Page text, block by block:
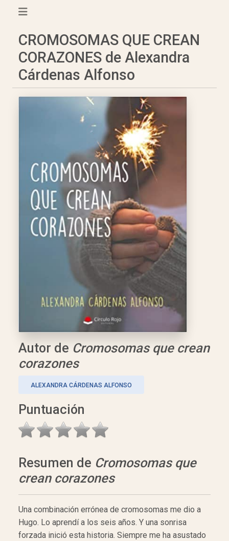
CROMOSOMAS QUE CREAN
CORAZONES de Alexandra
Cárdenas Alfonso
Autor de Cromosomas que crean
corazones
ALEXANDRA CÁRDENAS ALFONSO
Puntuación
Resumen de Cromosomas que
crean corazones
Una combinación errónea de cromosomas me dio a
Hugo. Lo aprendí a los seis años. Y una sonrisa
forzada inició esta historia. Siempre me ha asustado